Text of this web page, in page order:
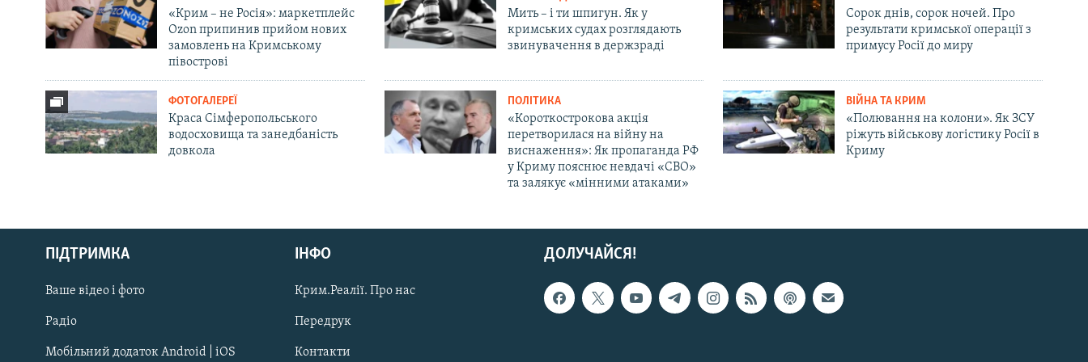
Русский
Qırımtatar
ДОЛУЧАЙСЯ!
«Крим – не Росія»: маркетплейс
Ozon припинив прийом нових
замовлень на Кримському
півострові
Мить – і ти шпигун. Як у
кримських судах розглядають
звинувачення в держзраді
Сорок днів, сорок ночей. Про
результати кримської операції з
примусу Росії до миру
ФОТОГАЛЕРЕЇ
Краса Сімферопольського
водосховища та занедбаність
довкола
ПОЛІТИКА
«Короткострокова акція
перетворилася на війну на
виснаження»: Як пропаганда РФ
у Криму пояснює невдачі «СВО»
та залякує «мінними атаками»
ВІЙНА ТА КРИМ
«Полювання на колони». Як ЗСУ
ріжуть військову логістику Росії в
Криму
ДОЛУЧАЙСЯ!
ПІДТРИМКА
Ваше відео і фото
Радіо
Мобільний додаток Android | iOS
ІНФО
Крим.Реалії. Про нас
Передрук
Контакти